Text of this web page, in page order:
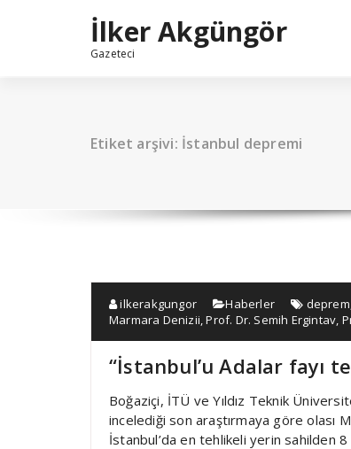
İlker Akgüngör
Gazeteci
Etiket arşivi: İstanbul depremi
ilkerakgungor Haberler deprem
Marmara Denizii,Prof. Dr. Semih Ergintav,
“İstanbul’u Adalar fayı
Boğaziçi, İTÜ ve Yıldız Teknik
incelediği son araştırmaya göre olası
İstanbul’da en tehlikeli yerin sahilden